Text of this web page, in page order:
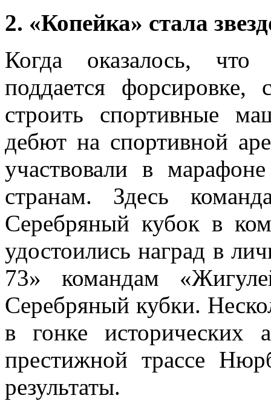
2. «Копейка» стала
Когда оказалось,
поддается форсировке,
строить спортивные
дебют на спортивной
участвовали в
странам. Здесь
Серебряный кубок в
удостоились наград в
73» командам
Серебряный кубки.
в гонке исторических
престижной трассе
результаты.